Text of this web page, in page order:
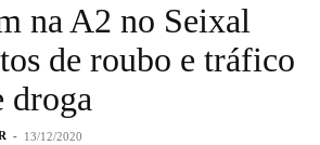
na A2 no Seixal
de roubo e tráfico
droga
- 13/12/2020